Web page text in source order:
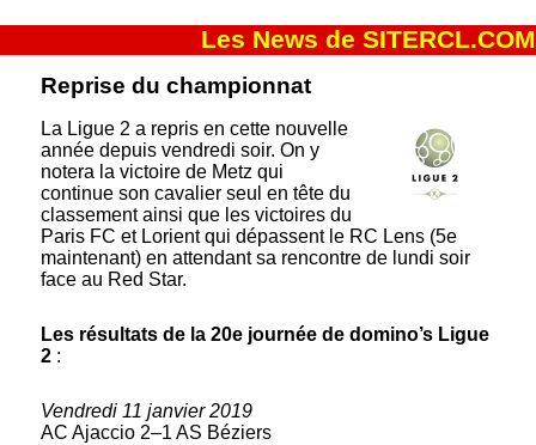
Les News de SITERCL.COM
Reprise du championnat
La Ligue 2 a repris en cette nouvelle
année depuis vendredi soir. On y
notera la victoire de Metz qui
continue son cavalier seul en tête du
classement ainsi que les victoires du
Paris FC et Lorient qui dépassent le RC Lens (5e
maintenant) en attendant sa rencontre de lundi soir
face au Red Star.
Les résultats de la 20e journée de domino’s Ligue
2 :
Vendredi 11 janvier 2019
AC Ajaccio 2–1 AS Béziers